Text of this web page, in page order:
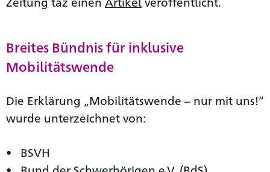
Breites Bündnis für inklusive
Mobilitätswende
Die Erklärung „Mobilitätswende – nur mit uns!“
wurde unterzeichnet von:
BSVH